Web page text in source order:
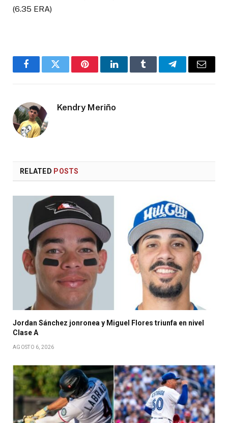
(6.35 ERA)
FacebookTwitter PinterestLinkedInTumblr TelegramEmail
Kendry Meriño
RELATED POSTS
Jordan Sánchez jonronea y Miguel Flores triunfa en nivel
Clase A
AGOSTO 6, 2026